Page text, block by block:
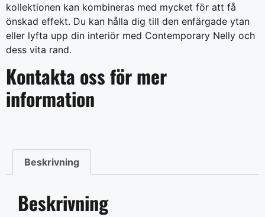
kollektionen kan kombineras med mycket för att få
önskad effekt. Du kan hålla dig till den enfärgade ytan
eller lyfta upp din interiör med Contemporary Nelly och
dess vita rand.
Kontakta oss för mer
information
Beskrivning
Beskrivning